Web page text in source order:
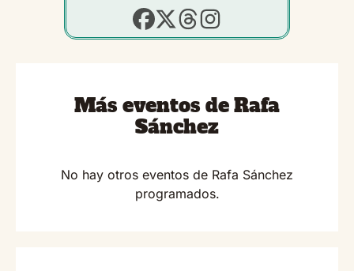
Más eventos de Rafa
Sánchez
No hay otros eventos de Rafa Sánchez
programados.